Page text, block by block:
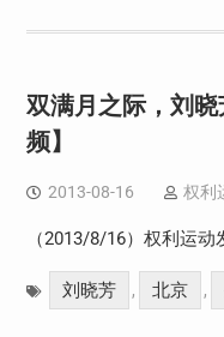
双满月之际，刘
频】
2013-08-16 权利
（2013/8/16）权利运动
刘晓芳 , 北京 ,